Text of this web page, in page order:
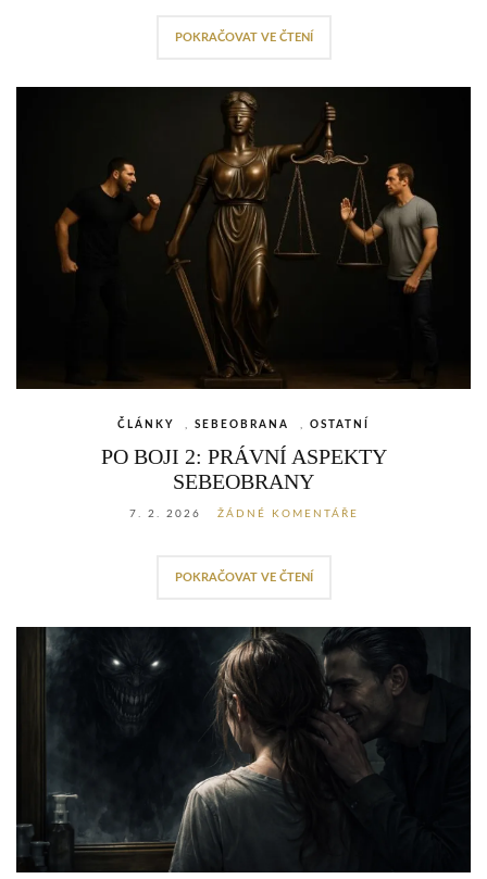
POKRAČOVAT VE ČTENÍ
ČLÁNKY SEBEOBRANA OSTATNÍ
PO BOJI 2: PRÁVNÍ ASPEKTY
SEBEOBRANY
7. 2. 2026 ŽÁDNÉ KOMENTÁŘE
POKRAČOVAT VE ČTENÍ